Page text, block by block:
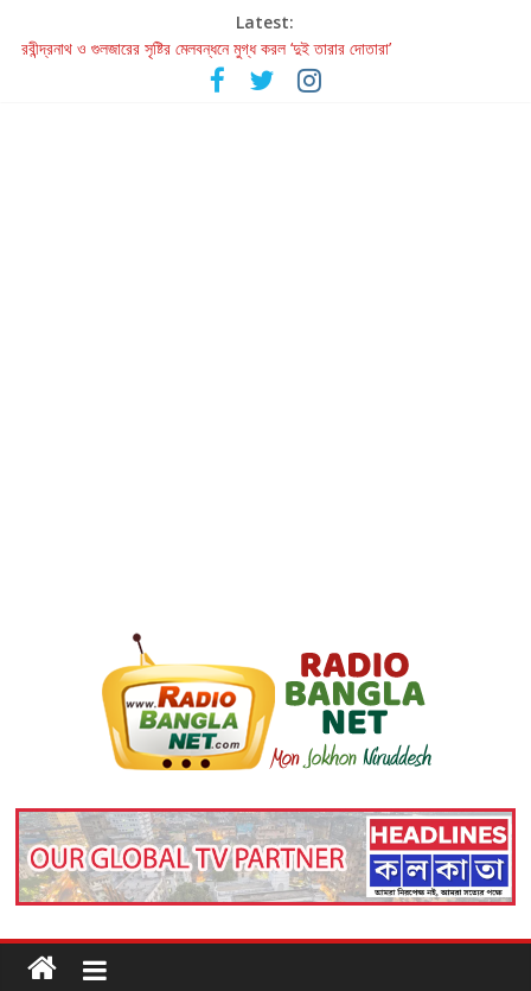
Latest:
রবীন্দ্রনাথ ও গুলজারের সৃষ্টির মেলবন্ধনে মুগ্ধ করল ‘দুই তারার দোতারা’
কলের গান থেকে রীলস্ — বাঙালির গান শোনার বিবর্তনের গল্প
জগন্নাথমঙ্গলম্ — বাংলায় প্রথমবার মঞ্চে এবার রথযাত্রার উদযাপন